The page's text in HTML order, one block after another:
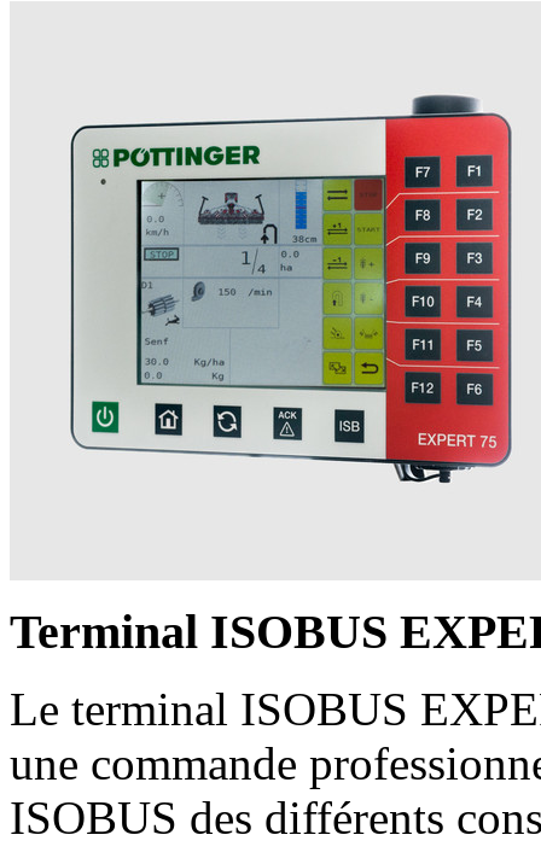
Terminal ISOBUS
Le terminal ISOBUS
une commande
ISOBUS des différents